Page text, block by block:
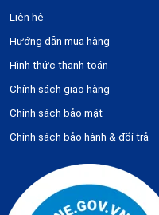
Liên hệ
Hướng dẫn mua hàng
Hình thức thanh toán
Chính sách giao hàng
Chính sách bảo mật
Chính sách bảo hành & đổi trả